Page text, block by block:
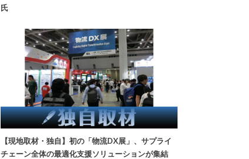
氏
【現地取材・独自】初の「物流DX展」、サプライ
チェーン全体の最適化支援ソリューションが集結